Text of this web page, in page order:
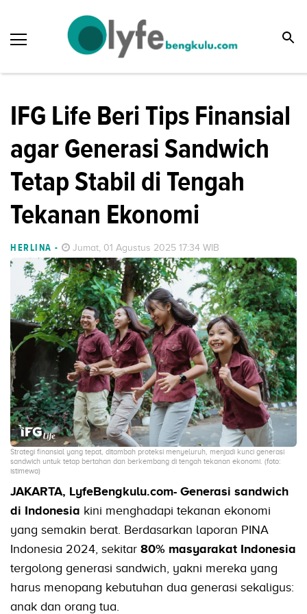
IFG Life Beri Tips Finansial
agar Generasi Sandwich
Tetap Stabil di Tengah
Tekanan Ekonomi
HERLINA - Jumat, 01 Agustus 2025 17:34 WIB
Strategi finansial yang tepat, ditambah proteksi menyeluruh, menjadi kunci generasi
sandwich untuk tetap bertahan dan berkembang di tengah tekanan ekonomi. (foto:
istimewa)
JAKARTA, LyfeBengkulu.com- Generasi sandwich
di Indonesia kini menghadapi tekanan ekonomi
yang semakin berat. Berdasarkan laporan PINA
Indonesia 2024, sekitar 80% masyarakat Indonesia
tergolong generasi sandwich, yakni mereka yang
harus menopang kebutuhan dua generasi sekaligus:
anak dan orang tua.